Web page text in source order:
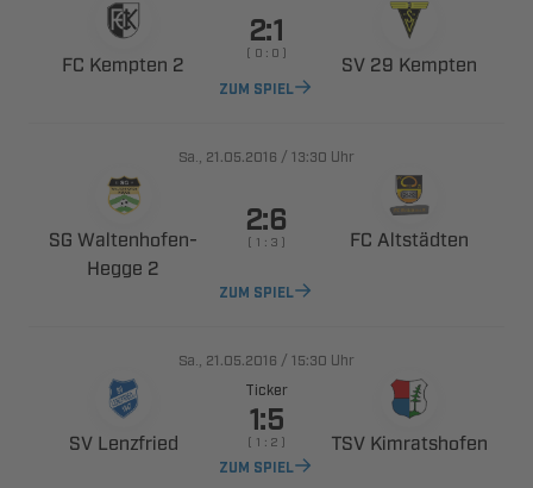
  

       
ZUM SPIEL
.,  /  Uhr
 ​
 

      
ZUM SPIEL
.,  /  Uhr
 
Ticker

      
ZUM SPIEL